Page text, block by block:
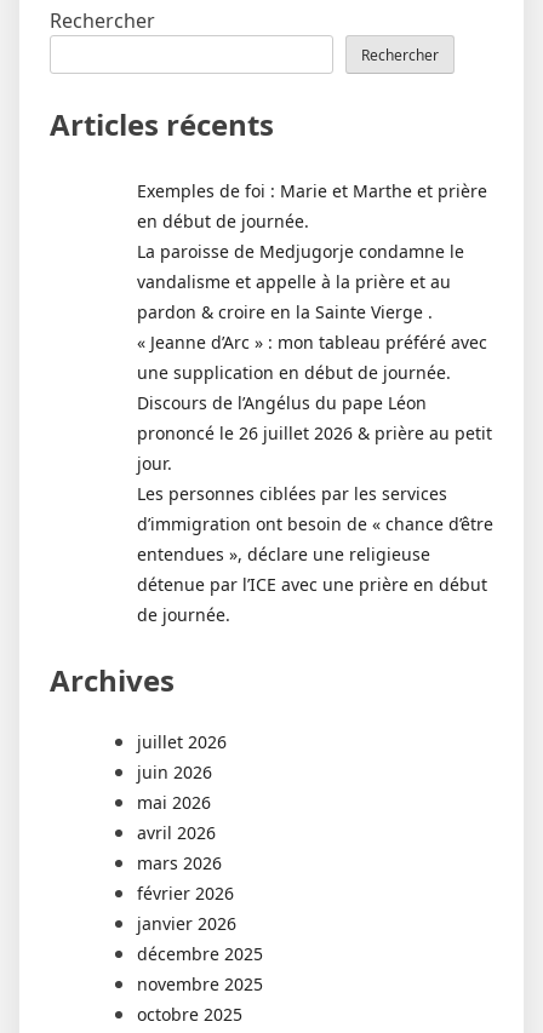
Rechercher
Rechercher
Articles récents
Exemples de foi : Marie et Marthe et prière
en début de journée.
La paroisse de Medjugorje condamne le
vandalisme et appelle à la prière et au
pardon & croire en la Sainte Vierge .
« Jeanne d’Arc » : mon tableau préféré avec
une supplication en début de journée.
Discours de l’Angélus du pape Léon
prononcé le 26 juillet 2026 & prière au petit
jour.
Les personnes ciblées par les services
d’immigration ont besoin de « chance d’être
entendues », déclare une religieuse
détenue par l’ICE avec une prière en début
de journée.
Archives
juillet 2026
juin 2026
mai 2026
avril 2026
mars 2026
février 2026
janvier 2026
décembre 2025
novembre 2025
octobre 2025